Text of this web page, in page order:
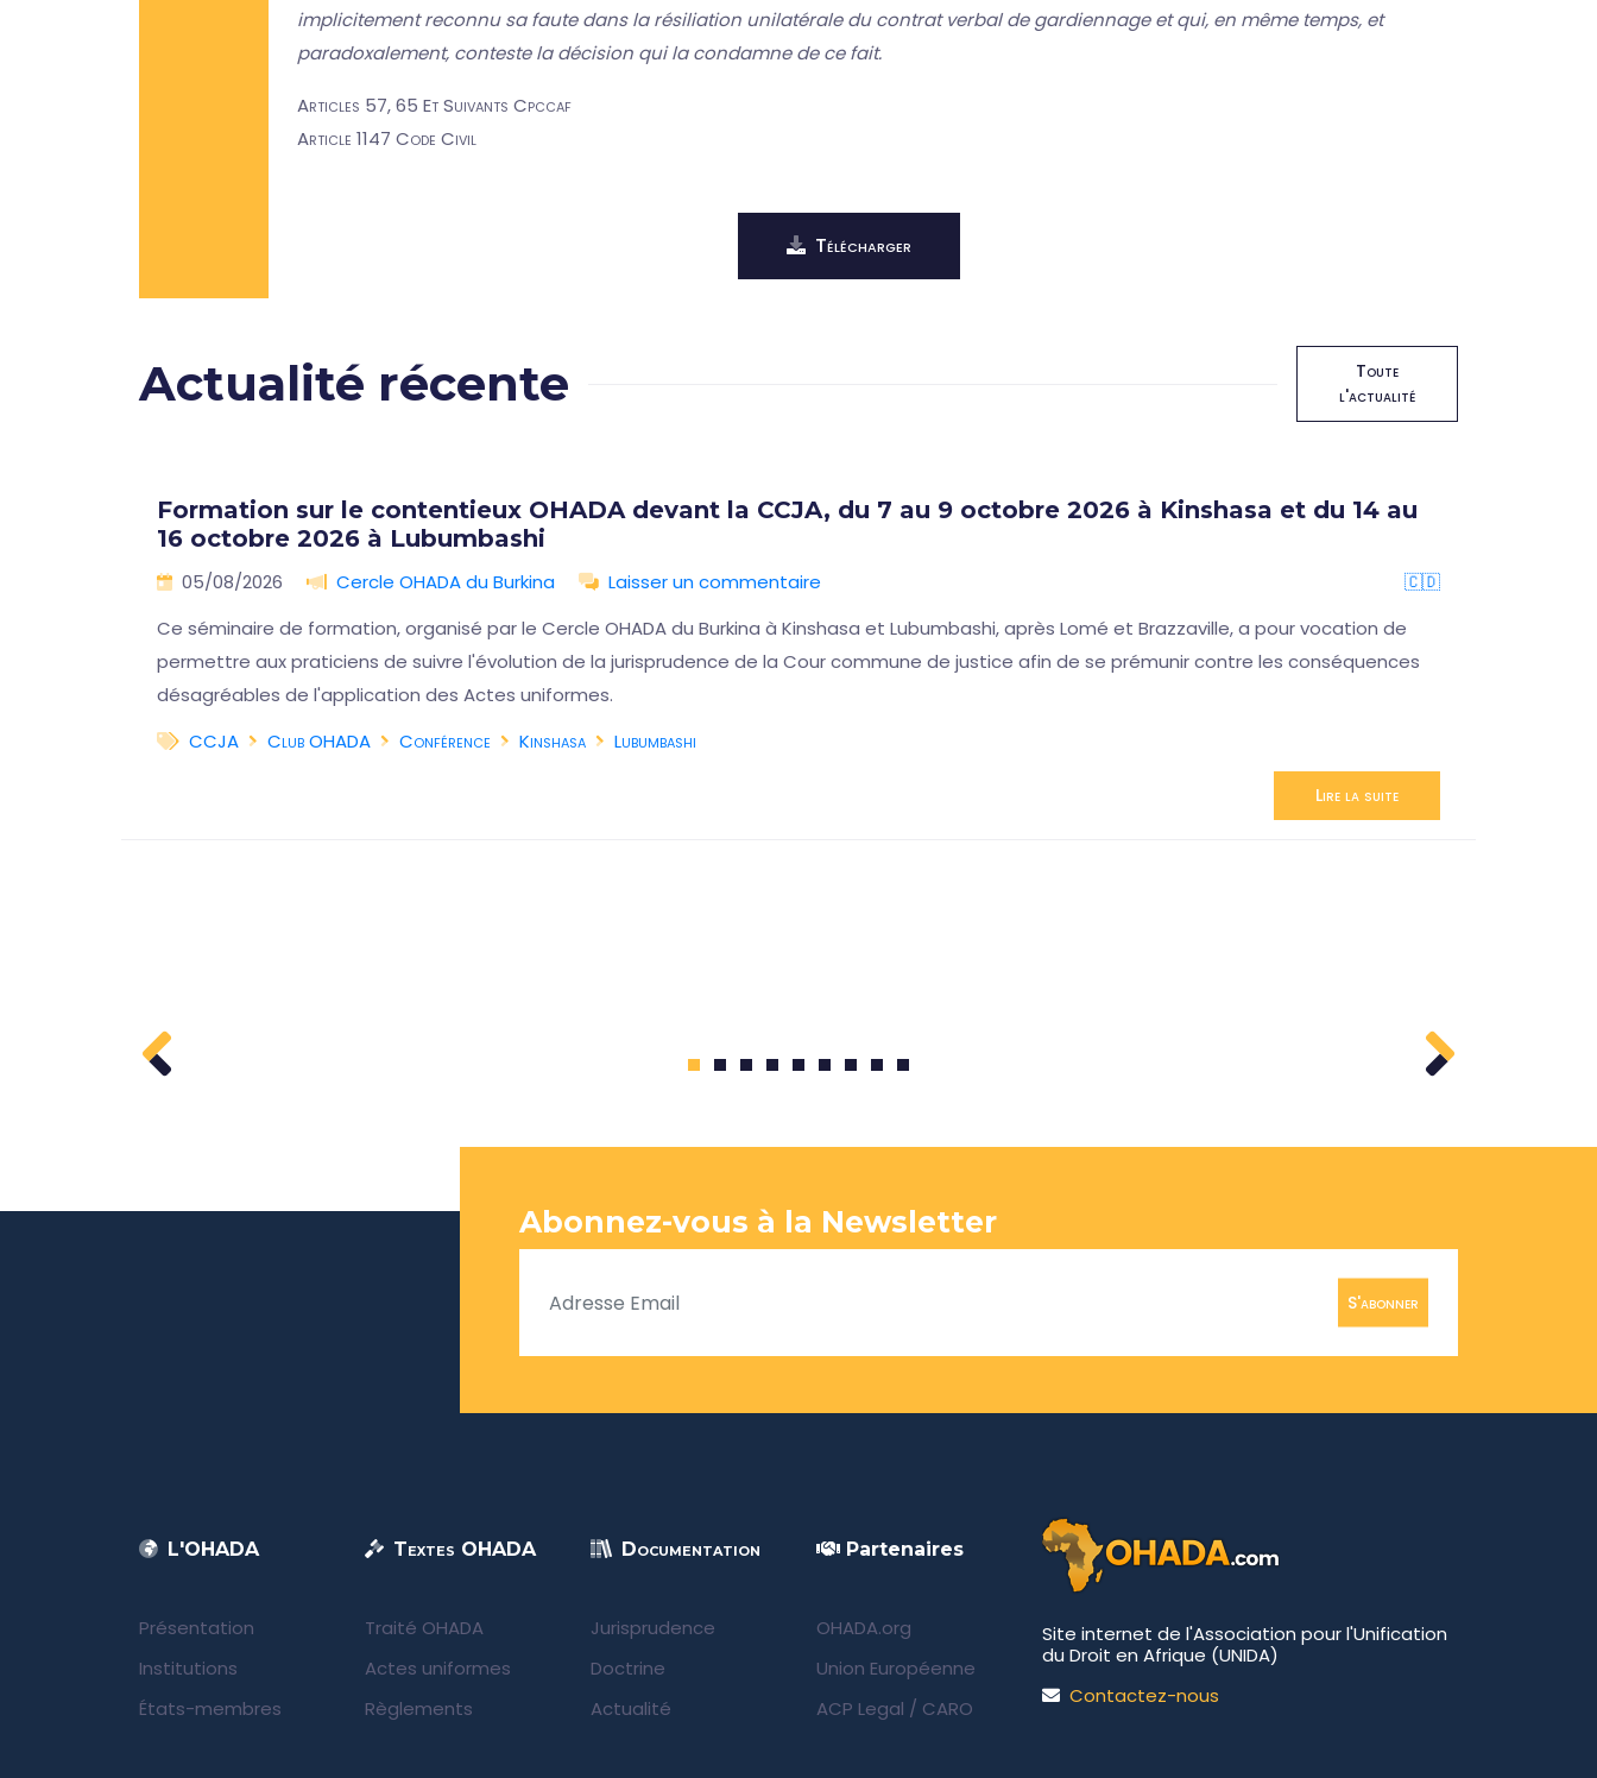
implicitement reconnu sa faute dans la résiliation unilatérale du contrat verbal de gardiennage et qui, en même temps, et
paradoxalement, conteste la décision qui la condamne de ce fait.
Articles 57, 65 Et Suivants Cpccaf
Article 1147 Code Civil
Télécharger
Actualité récente
Toute
l'actualité
Formation sur le contentieux OHADA devant la CCJA, du 7 au 9 octobre 2026 à Kinshasa et du 14 au
16 octobre 2026 à Lubumbashi
05/08/2026 Cercle OHADA du Burkina Laisser un commentaire
🇨🇩
Ce séminaire de formation, organisé par le Cercle OHADA du Burkina à Kinshasa et Lubumbashi, après Lomé et Brazzaville, a pour vocation de
permettre aux praticiens de suivre l'évolution de la jurisprudence de la Cour commune de justice afin de se prémunir contre les conséquences
désagréables de l'application des Actes uniformes.
CCJA
Club OHADA Conférence Kinshasa Lubumbashi
Lire la suite
1 2 3 4 5 6 7 8 9
Abonnez-vous à la Newsletter
S'abonner
L'OHADA
Présentation
Institutions
États-membres
Textes OHADA
Traité OHADA
Actes uniformes
Règlements
Documentation
Jurisprudence
Doctrine
Actualité
Partenaires
OHADA.org
Union Européenne
ACP Legal / CARO
Site internet de l'Association pour l'Unification
du Droit en Afrique (UNIDA)
Contactez-nous